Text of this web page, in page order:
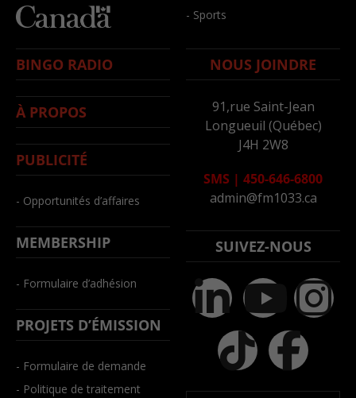
- Sports
BINGO RADIO
À PROPOS
PUBLICITÉ
- Opportunités d’affaires
MEMBERSHIP
- Formulaire d’adhésion
PROJETS D’ÉMISSION
- Formulaire de demande
- Politique de traitement
NOUS JOINDRE
91,rue Saint-Jean
Longueuil (Québec)
J4H 2W8
SMS | 450-646-6800
admin@fm1033.ca
SUIVEZ-NOUS